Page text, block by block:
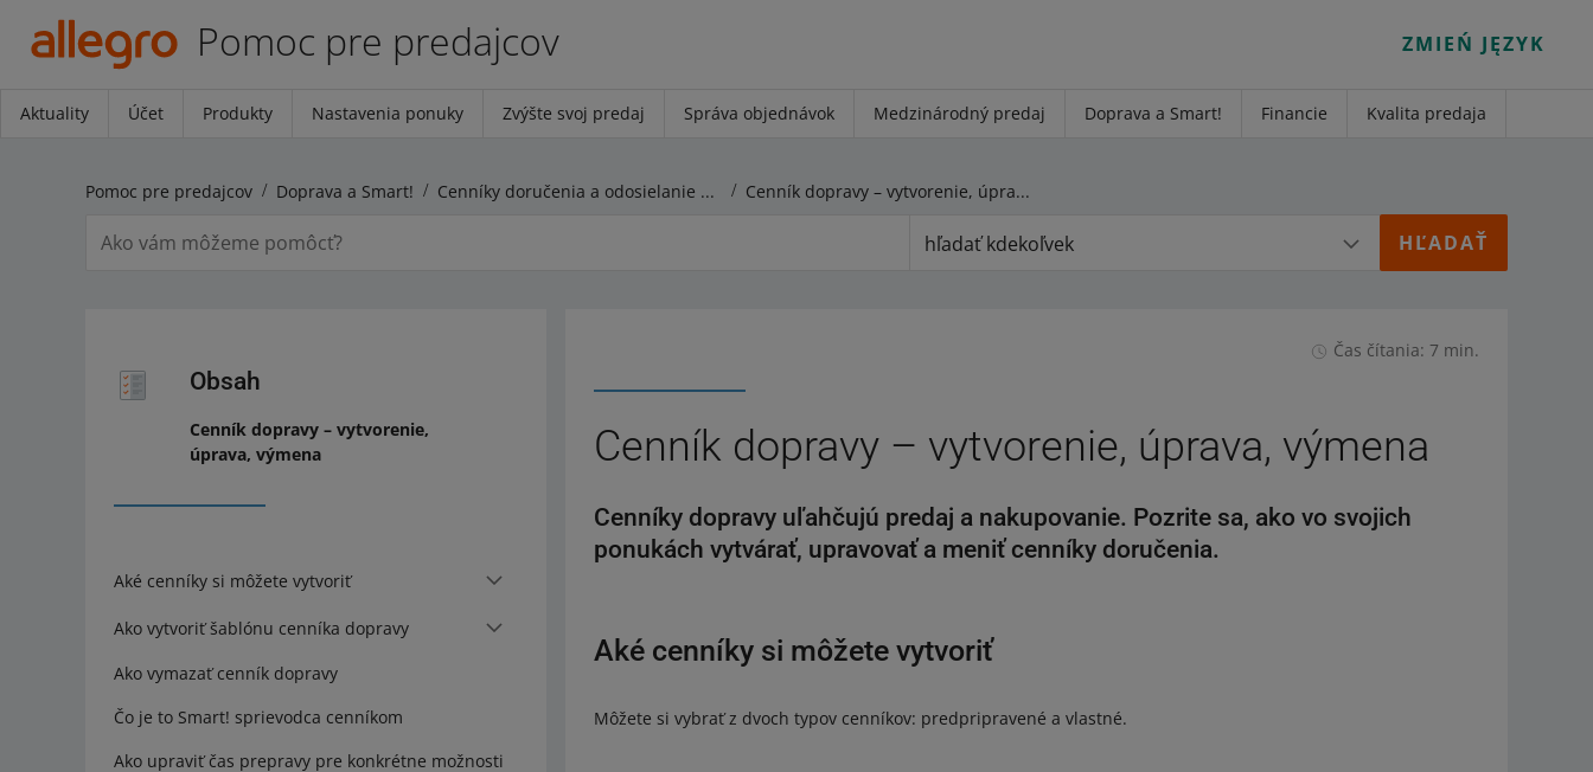
Pomoc pre predajcov ZMIEŃ JĘZYK
Aktuality Účet Produkty Nastavenia ponuky Zvýšte svoj predaj Správa objednávok Medzinárodný predaj Doprava a Smart! Financie Kvalita predaja
Pomoc pre predajcov Doprava a Smart! Cenníky doručenia a odosielanie zásielok Cenník dopravy – vytvorenie, úprava, výmena
hľadať kdekoľvek
Obsah
Cenník dopravy – vytvorenie,
úprava, výmena
Aké cenníky si môžete vytvoriť
Ako vytvoriť šablónu cenníka dopravy
Ako vymazať cenník dopravy
Čo je to Smart! sprievodca cenníkom
Ako upraviť čas prepravy pre konkrétne možnosti
Čas čítania: 7 min.
Cenník dopravy – vytvorenie, úprava, výmena
Cenníky dopravy uľahčujú predaj a nakupovanie. Pozrite sa, ako vo svojich
ponukách vytvárať, upravovať a meniť cenníky doručenia.
Aké cenníky si môžete vytvoriť
Môžete si vybrať z dvoch typov cenníkov: predpripravené a vlastné.